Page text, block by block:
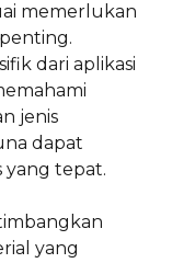
memerlukan
dari aplikasi
jenis
dapat
yang tepat.
yang